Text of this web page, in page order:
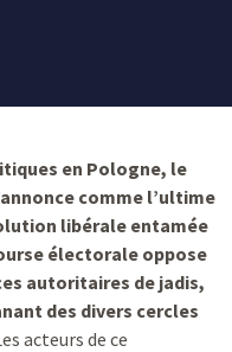
en Pologne, le
comme l’ultime
libérale entamée
électorale oppose
autoritaires de jadis,
des divers cercles
acteurs de ce